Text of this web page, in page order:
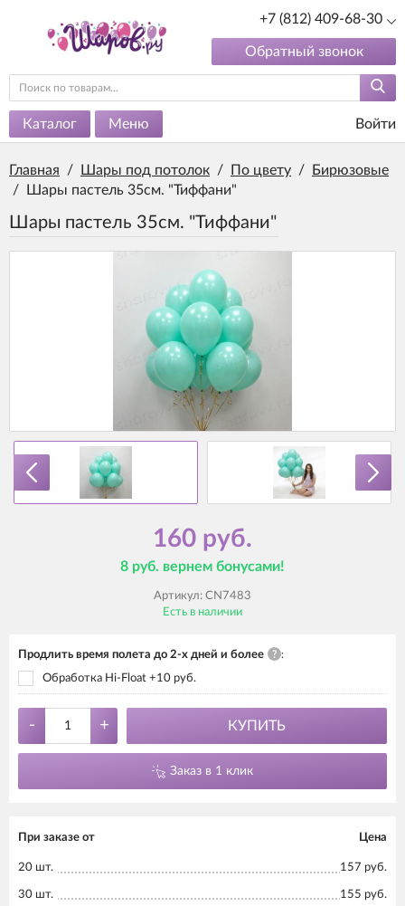
+7 (812) 409-68-30
Обратный звонок
Каталог Меню Войти
Главная / Шары под потолок / По цвету /
Бирюзовые
/
Шары пастель 35см. "Тиффани"
Шары пастель 35см. "Тиффани"
160 руб.
8 руб. вернем бонусами!
Артикул: CN7483
Есть в наличии
Продлить время полета до 2-х дней и более ? :
Обработка Hi-Float +10 руб.
- + КУПИТЬ
Заказ в 1 клик
При заказе от Цена
20 шт. 157 руб.
30 шт. 155 руб.